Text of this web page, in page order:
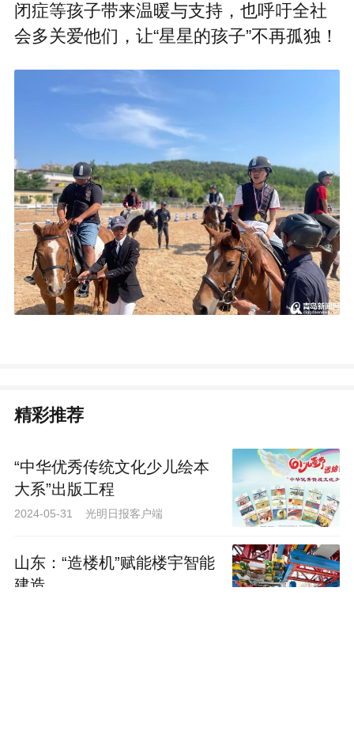
闭症等孩子带来温暖与支持，也呼吁全社
会多关爱他们，让“星星的孩子”不再孤独！
精彩推荐
“中华优秀传统文化少儿绘本
大系”出版工程
2024-05-31 光明日报客户端
山东：“造楼机”赋能楼宇智能
建造